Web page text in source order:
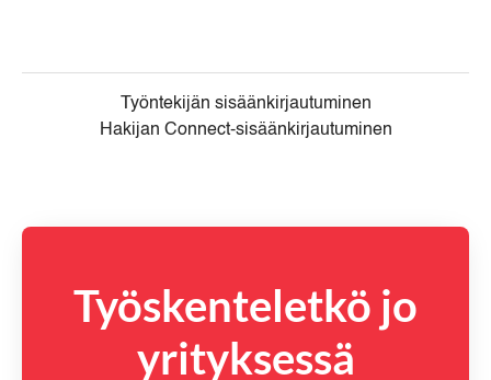
Työntekijän sisäänkirjautuminen
Hakijan Connect-sisäänkirjautuminen
Työskenteletkö jo
yrityksessä